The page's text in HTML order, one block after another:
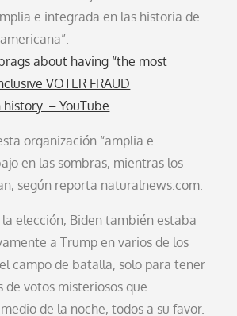
e integrada en las historia de
about having “the most
VOTER FRAUD
– YouTube
organización “amplia e
en las sombras, mientras los
según reporta naturalnews.com:
la elección, Biden también estaba
a Trump en varios de los
campo de batalla, solo para tener
de votos misteriosos que
de la noche, todos a su favor.